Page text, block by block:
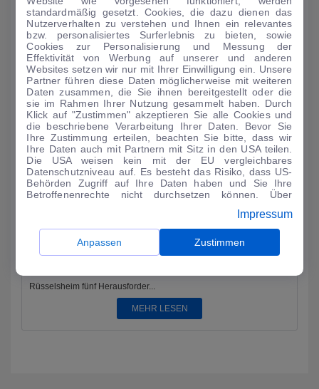
Woche auf dem Auto-Salon in Genf vertreten. Auf einem 900
Quadratmeter groß...
MEHR LESEN
AUTO-MEDIENPORTAL: Kampf der Klötzchen-Bauer
Peugeot und Lego veranstalten gemeinsam ein
Rüsselsheim fünf Herausforder...
MEHR LESEN
standardmäßig gesetzt. Cookies, die dazu dienen das
Nutzerverhalten zu verstehen und Ihnen ein relevantes
bzw. personalisiertes Surferlebnis zu bieten, sowie
Cookies zur Personalisierung und Messung der
Effektivität von Werbung auf unserer und anderen
Websites setzen wir nur mit Ihrer Einwilligung ein. Unsere
Partner führen diese Daten möglicherweise mit weiteren
Daten zusammen, die Sie ihnen bereitgestellt oder die
sie im Rahmen Ihrer Nutzung gesammelt haben. Durch
Klick auf "Zustimmen" akzeptieren Sie alle Cookies und
die beschriebene Verarbeitung Ihrer Daten. Bevor Sie
Ihre Zustimmung erteilen, beachten Sie bitte, dass wir
Ihre Daten auch mit Partnern mit Sitz in den USA teilen.
Die USA weisen kein mit der EU vergleichbares
Datenschutzniveau auf. Es besteht das Risiko, dass US-
Behörden Zugriff auf Ihre Daten haben und Sie Ihre
Betroffenenrechte nicht durchsetzen können. Über
anpassen. Dies ist auch später jederzeit im Bereich
Cookie-Richtliniemöglich. Weitere Informationen finden
Sie in unsererDatenschutzerklärung .
Impressum
Anpassen Zustimmen